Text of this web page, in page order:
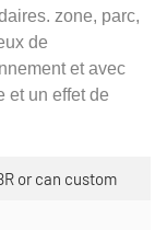
zone, parc,
de
et avec
et un effet de
or can custom